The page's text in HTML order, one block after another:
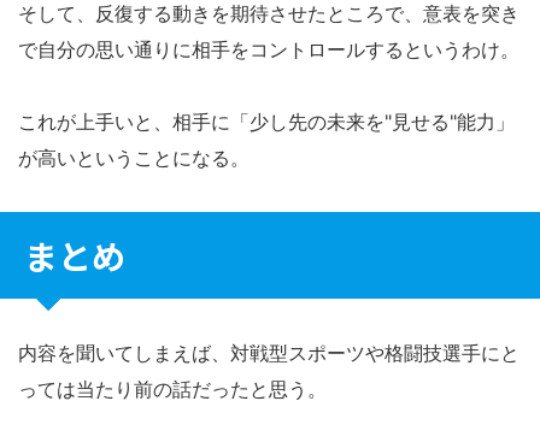
そして、反復する動きを期待させたところで、意表を突き
で自分の思い通りに相手をコントロールするというわけ。
これが上手いと、相手に「少し先の未来を"見せる"能力」
が高いということになる。
まとめ
内容を聞いてしまえば、対戦型スポーツや格闘技選手にと
っては当たり前の話だったと思う。